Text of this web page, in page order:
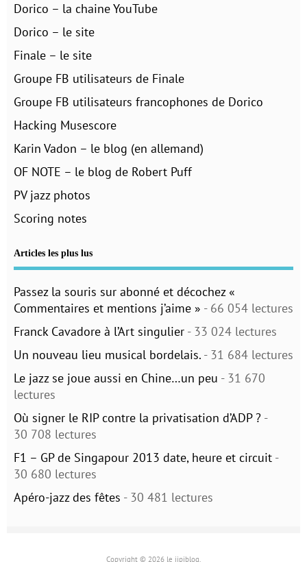
Dorico – la chaine YouTube
Dorico – le site
Finale – le site
Groupe FB utilisateurs de Finale
Groupe FB utilisateurs francophones de Dorico
Hacking Musescore
Karin Vadon – le blog (en allemand)
OF NOTE – le blog de Robert Puff
PV jazz photos
Scoring notes
Articles les plus lus
Passez la souris sur abonné et décochez «
Commentaires et mentions j’aime » - 66 054 lectures
Franck Cavadore à l’Art singulier - 33 024 lectures
Un nouveau lieu musical bordelais. - 31 684 lectures
Le jazz se joue aussi en Chine…un peu - 31 670
lectures
Où signer le RIP contre la privatisation d’ADP ? -
30 708 lectures
F1 – GP de Singapour 2013 date, heure et circuit -
30 680 lectures
Apéro-jazz des fêtes - 30 481 lectures
Copyright © 2026 le jipiblog.